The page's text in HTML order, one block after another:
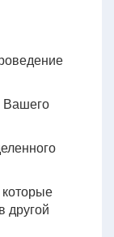
Вашего
другой